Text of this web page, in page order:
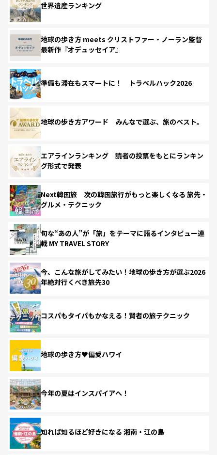
世界遺産ランキング
地球の歩き方 meets クリストファー・ノーラン監督
最新作『オデュッセイア』
準備も滞在もスマートに！ トラベルハック2026
地球の歩き方アワード みんなで選ぶ、旅のベスト。
エアラインランキング 読者の投票をもとにランキン
グ形式で発表
Next韓国旅 次の韓国旅行がもっと楽しくなる 旅先・
グルメ・テクニック
旬な“あの人”が「旅」をテーマに語るインタビュー連
載 MY TRAVEL STORY
今、こんな旅がしてみたい！地球の歩き方が選ぶ2026
年絶対行くべき旅先30
コスパもタイパもかなえる！賢者の旅テクニック
地球の歩き方♥偏愛ハワイ
今年の夏はインスパイアへ！
知れば知るほど好きになる 湘南・江の島